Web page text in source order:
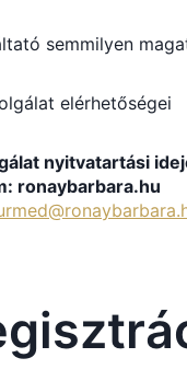
semmilyen
elérhetőségei
nyitvatartási
ronaybarbara.hu